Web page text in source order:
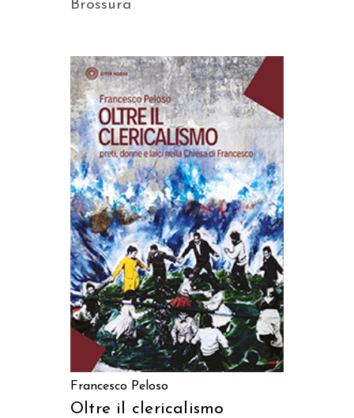
Brossura
AGGIUNGI AL CARRELLO
Francesco Peloso
Oltre il clericalismo